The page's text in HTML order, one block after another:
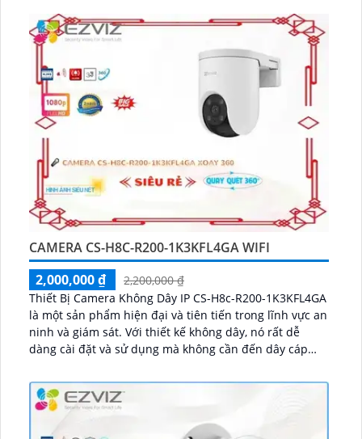
CAMERA CS-H8C-R200-1K3KFL4GA WIFI
2,000,000 ₫
2,200,000 ₫
Thiết Bị Camera Không Dây IP CS-H8c-R200-1K3KFL4GA
là một sản phẩm hiện đại và tiên tiến trong lĩnh vực an
ninh và giám sát. Với thiết kế không dây, nó rất dễ
dàng cài đặt và sử dụng mà không cần đến dây cáp